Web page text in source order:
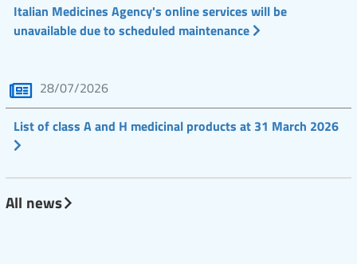
Italian Medicines Agency's online services will be
unavailable due to scheduled maintenance
28/07/2026
List of class A and H medicinal products at 31 March 2026
All news